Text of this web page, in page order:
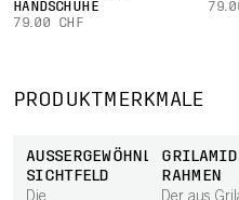
HANDSCHUHE
79.00 CHF
PRODUKTMERKMALE
AUSSERGEWÖHNLICHES S
ICHTFELD
RAHMEN